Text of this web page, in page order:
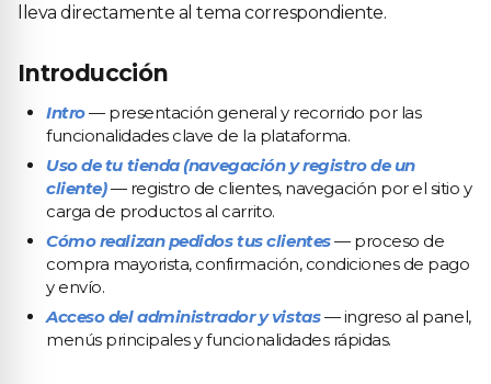
lleva directamente al tema correspondiente.
Introducción
Intro— presentación general y recorrido por las
funcionalidades clave de la plataforma.
Uso de tu tienda (navegación y registro de un
cliente)— registro de clientes, navegación por el sitio y
carga de productos al carrito.
Cómo realizan pedidos tus clientes— proceso de
compra mayorista, confirmación, condiciones de pago
y envío.
Acceso del administrador y vistas— ingreso al panel,
menús principales y funcionalidades rápidas.